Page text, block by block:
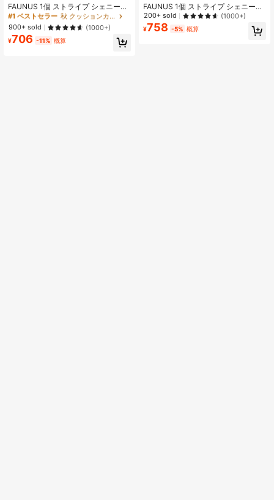
FAUNUS 1個 ストライプ シェニール
生地 刺繍 装飾クッションカバー、北
欧スタイル ミニマリスト インテリ
ア、寝室、リビング、ソファ、アウ
トドア、祭りに適しています(中身な
売り切れ間近！
#1 ベストセラー
秋 クッションカバー
売り切れ間近！
#1 ベストセラー
秋 クッションカバー
売り切れ間近！
#1 ベストセラー
900+ sold (1000+)
¥706 -11% 概算
FAUNUS 1個 ストライプ シェニール
生地 刺繍 クッションカバー、ノルデ
ィック シンプル 雰囲気 インテリ
ア、寝室、リビング、ソファ、アウ
200+ sold (1000+)
¥758 -5% 概算